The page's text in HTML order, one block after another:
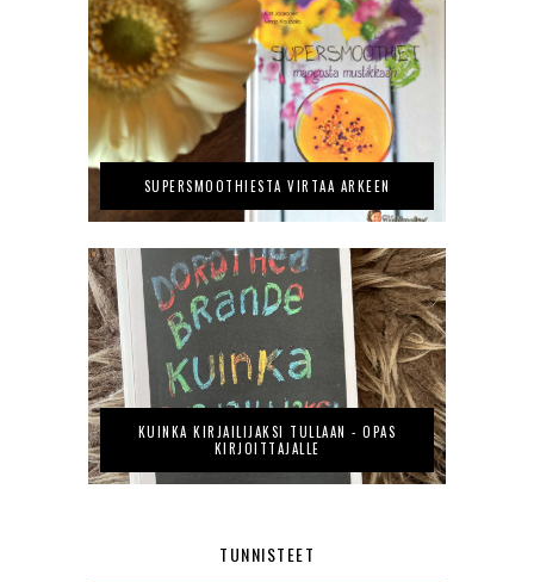
SUPERSMOOTHIESTA VIRTAA ARKEEN
KUINKA KIRJAILIJAKSI TULLAAN - OPAS
KIRJOITTAJALLE
TUNNISTEET